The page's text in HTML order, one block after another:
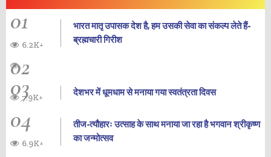
01
भारत मातृ उपासक देश है, हम उसकी सेवा का संकल्प लेते हैं-
ब्रह्मचारी गिरीश
6.2K+
02
03 देशभर में धूमधाम से मनाया गया स्वतंत्रता दिवस
7.9K+
04
तीज-त्यौहारः उत्साह के साथ मनाया जा रहा है भगवान श्रीकृष्ण
का जन्‍मोत्‍सव
6.9K+